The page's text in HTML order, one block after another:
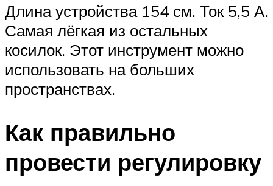
Длина устройства 154 см. Ток 5,5 А.
Самая лёгкая из остальных
косилок. Этот инструмент можно
использовать на больших
пространствах.
Как правильно
провести регулировку